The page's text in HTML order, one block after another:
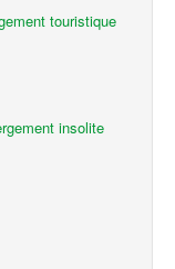
touristique
insolite